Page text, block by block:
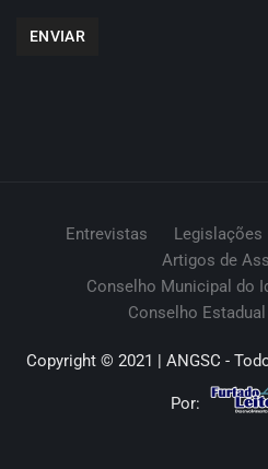
Entrevistas
Legislações
Artigos de
Conselho Municipal do
Conselho
Copyright © 2021 | ANGSC -
Por: